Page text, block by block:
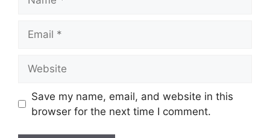
Save my name, email, and website in this
browser for the next time I comment.